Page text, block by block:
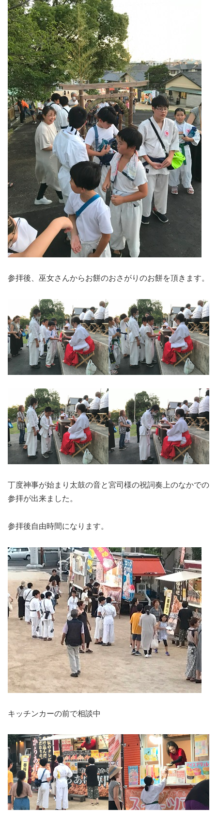
参拝後、巫女さんからお餅のおさがりのお餅を頂きます。
丁度神事が始まり太鼓の音と宮司様の祝詞奏上のなかでの
参拝が出来ました。
参拝後自由時間になります。
キッチンカーの前で相談中